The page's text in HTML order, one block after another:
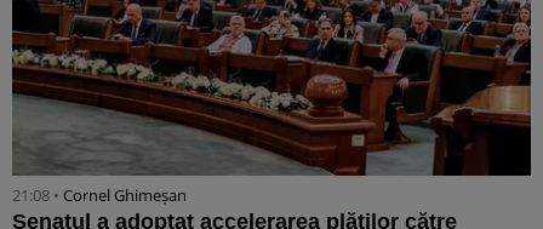
21:08 • Cornel Ghimeșan
Senatul a adoptat accelerarea plăților către